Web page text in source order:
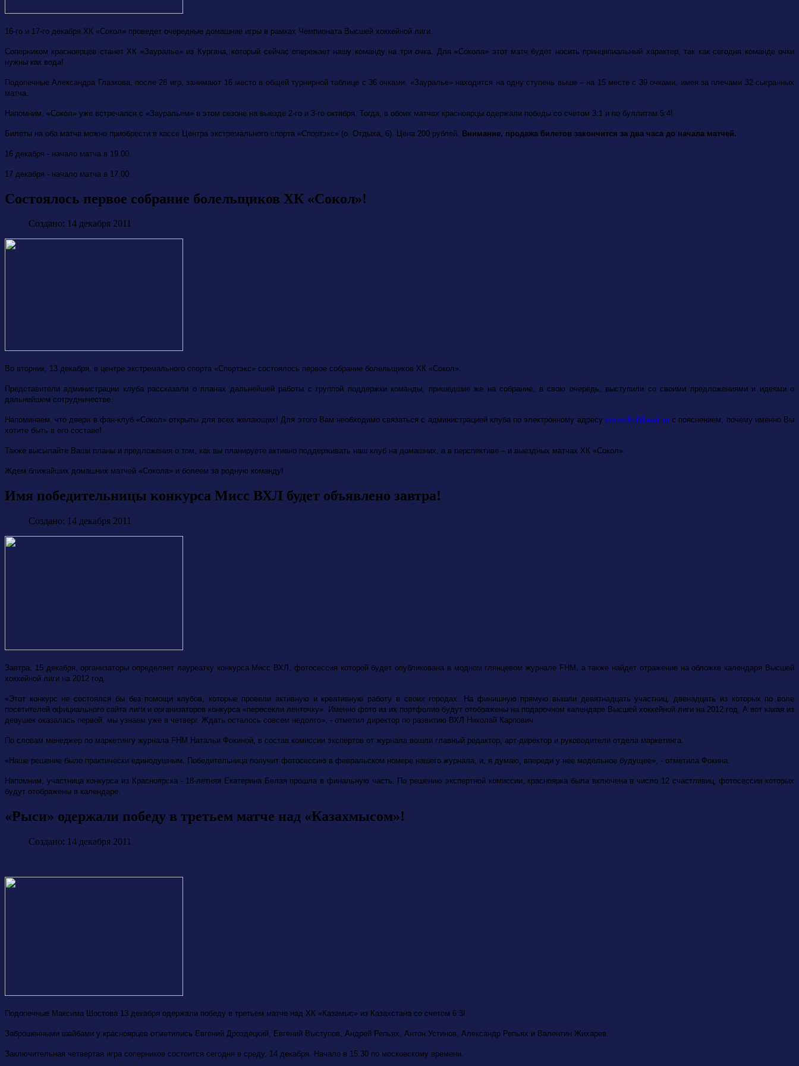
16-го и 17-го декабря ХК «Сокол» проведет очередные домашние игры в рамках Чемпионата Высшей хоккейной лиги.
Соперником красноярцев станет ХК «Зауралье» из Кургана, который сейчас опережает нашу команду на три очка. Для «Сокола» этот матч будет носить принципиальный характер, так как сегодня команде очки
нужны как вода!
Подопечные Александра Глазкова, после 28 игр, занимают 16 место в общей турнирной таблице с 36 очками. «Зауралье» находится на одну ступень выше – на 15 месте с 39 очками, имея за плечами 32 сыгранных
матча.
Напомним, «Сокол» уже встречался с «Зауральем» в этом сезоне на выезде 2-го и 3-го октября. Тогда, в обоих матчах красноярцы одержали победы со счетом 3:1 и по буллитам 5:4!
Билеты на оба матча можно приобрести в кассе Центра экстремального спорта «Спортэкс» (о. Отдыха, 6). Цена 200 рублей. Внимание, продажа билетов закончится за два часа до начала матчей.
16 декабря - начало матча в 19.00.
17 декабря - начало матча в 17.00.
Состоялось первое собрание болельщиков ХК «Сокол»!
Создано: 14 декабря 2011
Во вторник, 13 декабря, в центре экстремального спорта «Спортэкс» состоялось первое собрание болельщиков ХК «Сокол».
Представители администрации клуба рассказали о планах дальнейшей работы с группой поддержки команды, пришедшие же на собрание, в свою очередь, выступили со своими предложениями и идеями о
дальнейшем сотрудничестве.
Напоминаем, что двери в фан-клуб «Сокол» открыты для всех желающих! Для этого Вам необходимо связаться с администрацией клуба по электронному адресу krsksokol@mail.ru с пояснением, почему именно Вы
хотите быть в его составе!
Также высылайте Ваши планы и предложения о том, как вы планируете активно поддерживать наш клуб на домашних, а в перспективе – и выездных матчах ХК «Сокол».
Ждем ближайших домашних матчей «Сокола» и болеем за родную команду!
Имя победительницы конкурса Мисс ВХЛ будет объявлено завтра!
Создано: 14 декабря 2011
Завтра, 15 декабря,организаторы определяет лауреатку конкурса Мисс ВХЛ, фотосессия которой будет опубликована в модном глянцевом журнале FHM, а также найдет отражение на обложке календаря Высшей
хоккейной лиги на 2012 год.
«Этот конкурс не состоялся бы без помощи клубов, которые провели активную и креативную работу в своих городах. На финишную прямую вышли девятнадцать участниц, двенадцать из которых по воле
посетителей официального сайта лиги и организаторов конкурса «пересекли ленточку». Именно фото из их портфолио будут отображены на подарочном календаре Высшей хоккейной лиги на 2012 год. А вот какая из
девушек оказалась первой, мы узнаем уже в четверг. Ждать осталось совсем недолго», - отметил директор по развитию ВХЛ Николай Карпович.
По словам менеджер по маркетингу журнала FHM Натальи Фокиной, в состав комиссии экспертов от журнала вошли главный редактор, арт-директор и руководители отдела маркетинга.
«Наше решение было практически единодушным. Победительница получит фотосессию в февральском номере нашего журнала, и, я думаю, впереди у нее модельное будущее», - отметила Фокина.
Напомним, участница конкурса из Красноярска - 18-летняя Екатерина Белая прошла в финальную часть. По решению экспертной комиссии, красноярка была включена в число 12 счастливиц, фотосессии которых
будут отображены в календаре.
«Рыси» одержали победу в третьем матче над «Казахмысом»!
Создано: 14 декабря 2011
Подопечные Максима Шостова 13 декабря одержали победу в третьем матче над ХК «Казамыс» из Казахстана со счетом 6:3!
Заброшенными шайбами у красноярцев отметились Евгений Дроздецкий, Евгений Выступов, Андрей Репьях, Антон Устинов, Александр Репьях и Валентин Жихарев.
Заключительная четвертая игра соперников состоится сегодня в среду, 14 декабря. Начало в 15.30 по московскому времени.